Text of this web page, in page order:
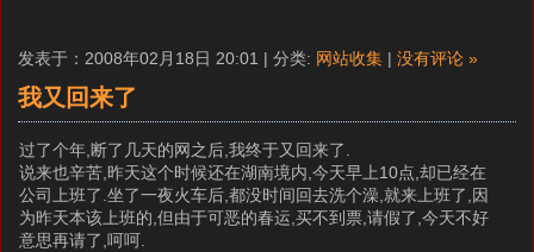
发表于：2008年02月18日 20:01 | 分类: 网站收集 | 没有评论 »
我又回来了
过了个年,断了几天的网之后,我终于又回来了.
说来也辛苦,昨天这个时候还在湖南境内,今天早上10点,却已经在
公司上班了.坐了一夜火车后,都没时间回去洗个澡,就来上班了,因
为昨天本该上班的,但由于可恶的春运,买不到票,请假了,今天不好
意思再请了,呵呵.